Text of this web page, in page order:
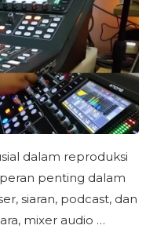
dalam reproduksi
penting dalam
siaran, podcast, dan
mixer audio …